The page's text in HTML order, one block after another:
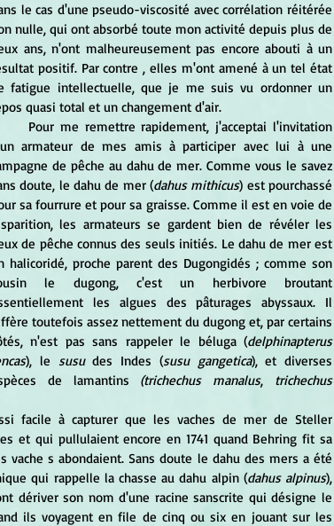
le cas d'une pseudo-viscosité avec corrélation réitérée
nulle, qui ont absorbé toute mon activité depuis plus de
ans, n'ont malheureusement pas encore abouti à un
positif. Par contre , elles m'ont amené à un tel état
fatigue intellectuelle, que je me suis vu ordonner un
quasi total et un changement d'air.
armateur de mes amis à participer avec lui à une
de pêche au dahu de mer. Comme vous le savez
doute, le dahu de mer (dahus mithicus) est pourchassé
sa fourrure et pour sa graisse. Comme il est en voie de
les armateurs se gardent bien de révéler les
de pêche connus des seuls initiés. Le dahu de mer est
halicoridé, proche parent des Dugongidés ; comme son
le dugong, c'est un herbivore broutant
les algues des pâturages abyssaux. Il
toutefois assez nettement du dugong et, par certains
n'est pas sans rappeler le béluga (delphinapterus
), le susu des Indes (susu gangetica), et diverses
de lamantins (trichechus manalus, trichechus
et qui pullulaient encore en 1741 quand Behring fit sa
s abondaient. Sans doute le dahu des mers a été
qui rappelle la chasse au dahu alpin (dahus alpinus),
dériver son nom d'une racine sanscrite qui désigne le
ils voyagent en file de cinq ou six en jouant sur les